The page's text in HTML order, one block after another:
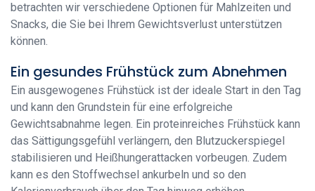
betrachten wir verschiedene Optionen für Mahlzeiten und
Snacks, die Sie bei Ihrem Gewichtsverlust unterstützen
können.
Ein gesundes Frühstück zum Abnehmen
Ein ausgewogenes Frühstück ist der ideale Start in den Tag
und kann den Grundstein für eine erfolgreiche
Gewichtsabnahme legen. Ein proteinreiches Frühstück kann
das Sättigungsgefühl verlängern, den Blutzuckerspiegel
stabilisieren und Heißhungerattacken vorbeugen. Zudem
kann es den Stoffwechsel ankurbeln und so den